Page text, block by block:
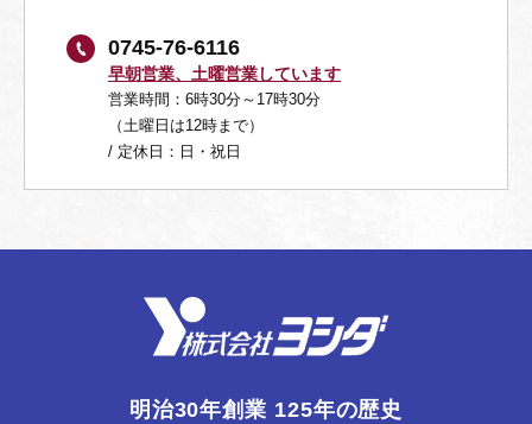
0745-76-6116
早朝営業、土曜営業しています
営業時間：6時30分～17時30分
（土曜日は12時まで）
/ 定休日：日・祝日
明治30年創業 125年の歴史